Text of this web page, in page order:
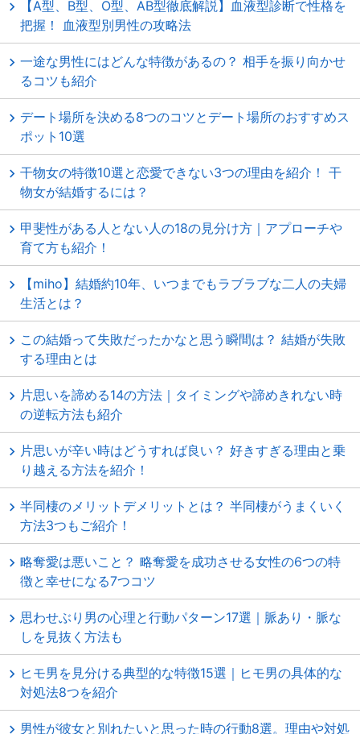
【A型、B型、O型、AB型徹底解説】血液型診断で性格を
把握！ 血液型別男性の攻略法
一途な男性にはどんな特徴があるの？ 相手を振り向かせ
るコツも紹介
デート場所を決める8つのコツとデート場所のおすすめス
ポット10選
干物女の特徴10選と恋愛できない3つの理由を紹介！ 干
物女が結婚するには？
甲斐性がある人とない人の18の見分け方｜アプローチや
育て方も紹介！
【miho】結婚約10年、いつまでもラブラブな二人の夫婦
生活とは？
この結婚って失敗だったかなと思う瞬間は？ 結婚が失敗
する理由とは
片思いを諦める14の方法｜タイミングや諦めきれない時
の逆転方法も紹介
片思いが辛い時はどうすれば良い？ 好きすぎる理由と乗
り越える方法を紹介！
半同棲のメリットデメリットとは？ 半同棲がうまくいく
方法3つもご紹介！
略奪愛は悪いこと？ 略奪愛を成功させる女性の6つの特
徴と幸せになる7つコツ
思わせぶり男の心理と行動パターン17選｜脈あり・脈な
しを見抜く方法も
ヒモ男を見分ける典型的な特徴15選｜ヒモ男の具体的な
対処法8つを紹介
男性が彼女と別れたいと思った時の行動8選。理由や対処